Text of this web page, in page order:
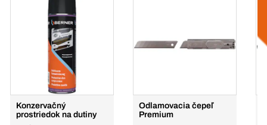
Konzervačný
prostriedok na dutiny
Odlamovacia čepeľ
Premium